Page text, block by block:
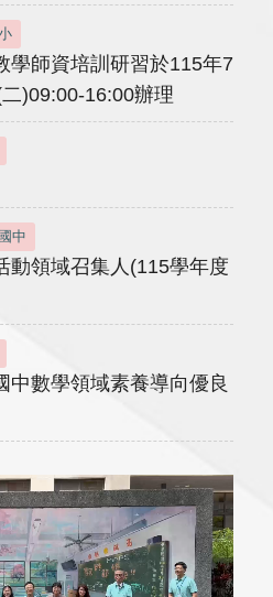
學師資培訓研習於115年7
)09:00-16:00辦理
中
動領域召集人(115學年度
中數學領域素養導向優良